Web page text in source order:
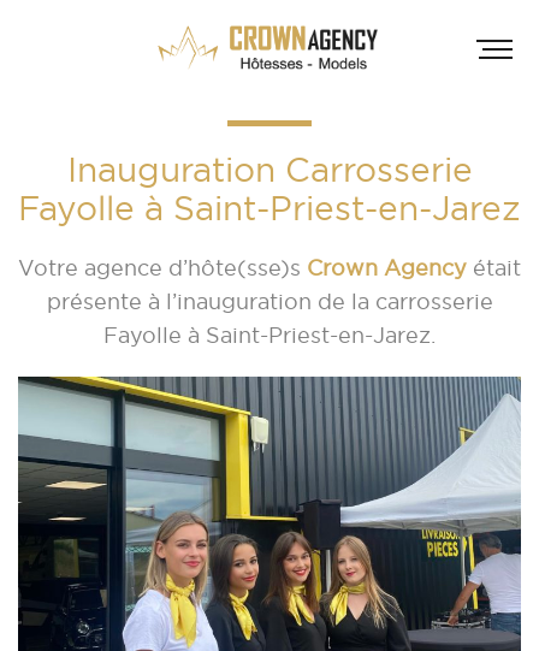
Inauguration Carrosserie
Fayolle à Saint-Priest-en-Jarez
Votre agence d’hôte(sse)s Crown Agency était
présente à l’inauguration de la carrosserie
Fayolle à Saint-Priest-en-Jarez.